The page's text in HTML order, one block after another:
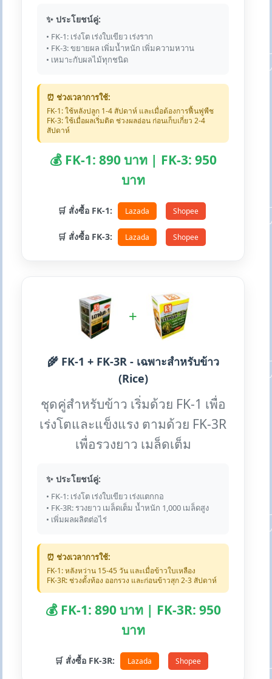
✨ ประโยชน์คู่:
• FK-1: เร่งโต เร่งใบเขียว เร่งราก
• FK-3: ขยายผล เพิ่มน้ำหนัก เพิ่มความหวาน
• เหมาะกับผลไม้ทุกชนิด
⏰ ช่วงเวลาการใช้:
FK-1: ใช้หลังปลูก 1-4 สัปดาห์ และเมื่อต้องการฟื้นฟูพืช
FK-3: ใช้เมื่อผลเริ่มติด ช่วงผลอ่อน ก่อนเก็บเกี่ยว 2-4
สัปดาห์
💰 FK-1: 890 บาท | FK-3: 950
บาท
🛒 สั่งซื้อ FK-1: Lazada Shopee
🛒 สั่งซื้อ FK-3: Lazada Shopee
+
🌾 FK-1 + FK-3R - เฉพาะสำหรับข้าว
(Rice)
ชุดคู่สำหรับข้าว เริ่มด้วย FK-1 เพื่อ
เร่งโตและแข็งแรง ตามด้วย FK-3R
เพื่อรวงยาว เมล็ดเต็ม
✨ ประโยชน์คู่:
• FK-1: เร่งโต เร่งใบเขียว เร่งแตกกอ
• FK-3R: รวงยาว เมล็ดเต็ม น้ำหนัก 1,000 เมล็ดสูง
• เพิ่มผลผลิตต่อไร่
⏰ ช่วงเวลาการใช้:
FK-1: หลังหว่าน 15-45 วัน และเมื่อข้าวใบเหลือง
FK-3R: ช่วงตั้งท้อง ออกรวง และก่อนข้าวสุก 2-3 สัปดาห์
💰 FK-1: 890 บาท | FK-3R: 950
บาท
🛒 สั่งซื้อ FK-3R: Lazada Shopee